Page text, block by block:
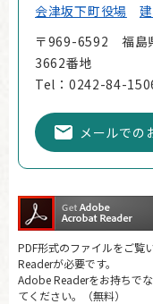
会津坂下町役場
〒969-6592 福島
3662番地
Tel：0242-84-
メールでの
PDF形式のファイルをご覧
Readerが必要です。
Adobe Readerをお持ちで
てください。（無料）